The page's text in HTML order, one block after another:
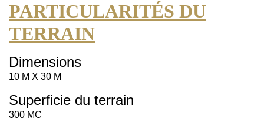
PARTICULARITÉS DU
TERRAIN
Dimensions
10 M X 30 M
Superficie du terrain
300 MC